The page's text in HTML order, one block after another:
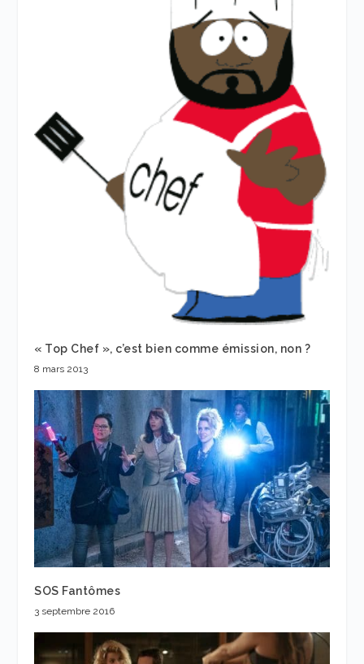
« Top Chef », c’est bien comme émission, non ?
8 mars 2013
SOS Fantômes
3 septembre 2016